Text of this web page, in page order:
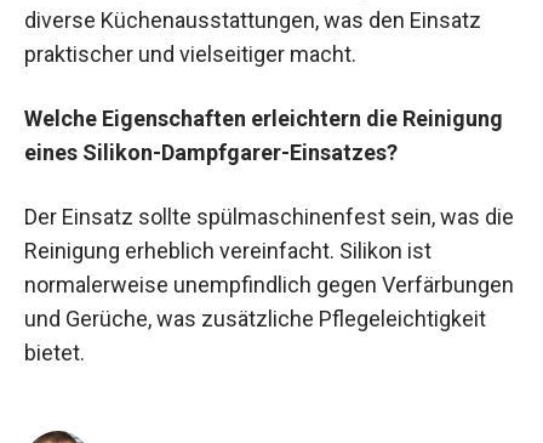
diverse Küchenausstattungen, was den Einsatz
praktischer und vielseitiger macht.
Welche Eigenschaften erleichtern die Reinigung
eines Silikon-Dampfgarer-Einsatzes?
Der Einsatz sollte spülmaschinenfest sein, was die
Reinigung erheblich vereinfacht. Silikon ist
normalerweise unempfindlich gegen Verfärbungen
und Gerüche, was zusätzliche Pflegeleichtigkeit
bietet.